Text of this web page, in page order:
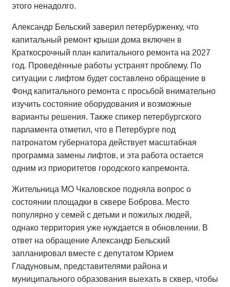
этого ненадолго.
Александр Бельский заверил петербурженку, что
капитальный ремонт крыши дома включен в
Краткосрочный план капитального ремонта на 2027
год. Проведённые работы устранят проблему. По
ситуации с лифтом будет составлено обращение в
Фонд капитального ремонта с просьбой внимательно
изучить состояние оборудования и возможные
варианты решения. Также спикер петербургского
парламента отметил, что в Петербурге под
патронатом губернатора действует масштабная
программа замены лифтов, и эта работа остается
одним из приоритетов городского капремонта.
Жительница МО Чкаловское подняла вопрос о
состоянии площадки в сквере Боброва. Место
популярно у семей с детьми и пожилых людей,
однако территория уже нуждается в обновлении. В
ответ на обращение Александр Бельский
запланировал вместе с депутатом Юрием
Гладуновым, представителями района и
муниципального образования выехать в сквер, чтобы